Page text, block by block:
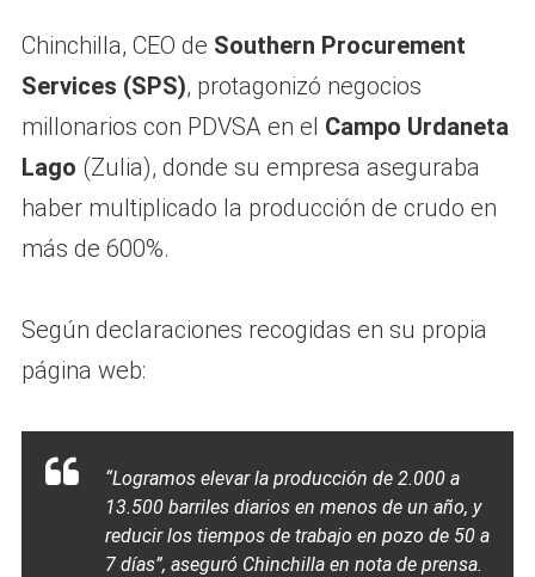
Chinchilla, CEO de Southern Procurement
Services (SPS), protagonizó negocios
millonarios con PDVSA en el Campo Urdaneta
Lago (Zulia), donde su empresa aseguraba
haber multiplicado la producción de crudo en
más de 600%.
Según declaraciones recogidas en su propia
página web:
“Logramos elevar la producción de 2.000 a
13.500 barriles diarios en menos de un año, y
reducir los tiempos de trabajo en pozo de 50 a
7 días”, aseguró Chinchilla en nota de prensa.